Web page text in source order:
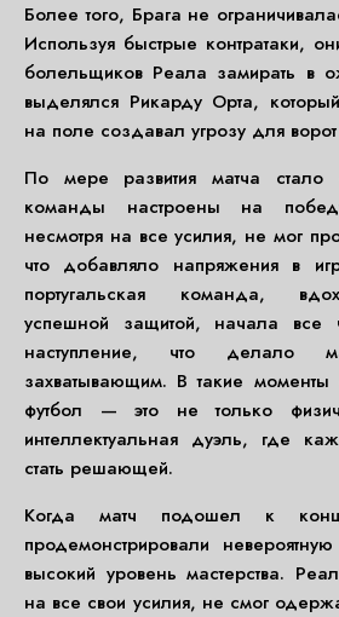
Более того, Брага не
Используя быстрые контратаки,
болельщиков Реала замирать в
выделялся Рикарду Орта,
на поле создавал угрозу для
По мере развития матча стало
команды настроены на
несмотря на все усилия, не мог
что добавляло напряжения в
португальская команда,
успешной защитой, начала все
наступление, что делало
захватывающим. В такие моменты
футбол — это не только
интеллектуальная дуэль, где
стать решающей.
Когда матч подошел к
продемонстрировали
высокий уровень мастерства.
на все свои усилия, не смог